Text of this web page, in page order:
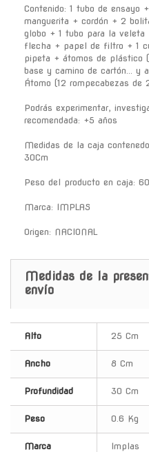
Contenido: 1 tubo de ensayo
manguerita + cordón + 2
globo + 1 tubo para la
flecha + papel de filtro + 1
pipeta + átomos de plástico
base y camino de cartón... y
Átomo (12 rompecabezas de
Podrás experimentar,
recomendada: +5 años
Medidas de la caja
30Cm
Peso del producto en caja:
Marca: IMPLAS
Origen: NACIONAL
Medidas de la
envío
Alto 25 Cm
Ancho 8 Cm
Profundidad 30 Cm
Peso 0.6 Kg
Marca Implas